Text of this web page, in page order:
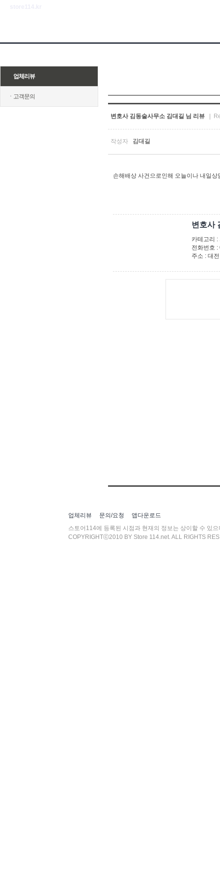
업체리뷰
ㆍ 고객문의
변호사 김동술사무소 김대길 님 리뷰 |
작성자 김대길
손해배상 사건으로인해 오늘이나 내일상
변호사
카테고리 :
전화번호
주소 : 대
업체리뷰 문의/요청
앱다운로드
스토어114에 등록된 시점과 현재의 정보는 상이할 수 있
COPYRIGHTⓒ2010 BY Store 114.net. ALL RIGHTS